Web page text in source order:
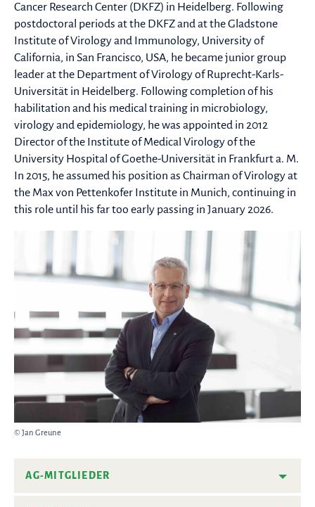
Cancer Research Center (DKFZ) in Heidelberg. Following
postdoctoral periods at the DKFZ and at the Gladstone
Institute of Virology and Immunology, University of
California, in San Francisco, USA, he became junior group
leader at the Department of Virology of Ruprecht-Karls-
Universität in Heidelberg. Following completion of his
habilitation and his medical training in microbiology,
virology and epidemiology, he was appointed in 2012
Director of the Institute of Medical Virology of the
University Hospital of Goethe-Universität in Frankfurt a. M.
In 2015, he assumed his position as Chairman of Virology at
the Max von Pettenkofer Institute in Munich, continuing in
this role until his far too early passing in January 2026.
© Jan Greune
AG-MITGLIEDER